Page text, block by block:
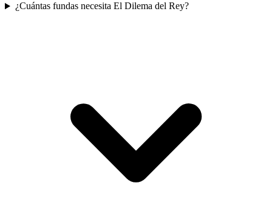
¿Cuántas fundas necesita El Dilema del Rey?